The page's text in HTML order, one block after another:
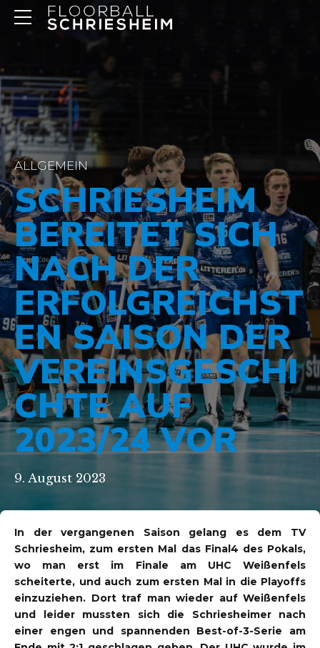
ALLGEMEIN
SCHRIESHEIM
BEREITET SICH
NACH DER
ERFOLGREICHST
EN SAISON DER
VEREINSGESCHI
CHTE AUF
2023/24 VOR
9. August 2023
In der vergangenen Saison gelang es dem TV
Schriesheim, zum ersten Mal das Final4 des Pokals,
wo man erst im Finale am UHC Weißenfels
scheiterte, und auch zum ersten Mal in die Playoffs
einzuziehen. Dort traf man wieder auf Weißenfels
und leider mussten sich die Schriesheimer nach
einer engen und spannenden Best-of-3-Serie am